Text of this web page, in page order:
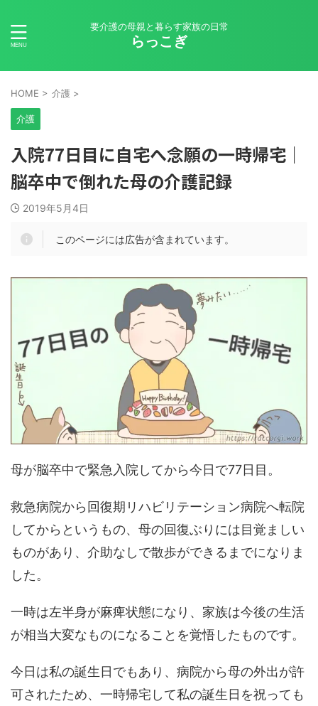
要介護の母親と暮らす家族の日常
らっこぎ
HOME > 介護 >
介護
入院77日目に自宅へ念願の一時帰宅｜
脳卒中で倒れた母の介護記録
2019年5月4日
このページには広告が含まれています。
母が脳卒中で緊急入院してから今日で77日目。
救急病院から回復期リハビリテーション病院へ転院
してからというもの、母の回復ぶりには目覚ましい
ものがあり、介助なしで散歩ができるまでになりま
した。
一時は左半身が麻痺状態になり、家族は今後の生活
が相当大変なものになることを覚悟したものです。
今日は私の誕生日でもあり、病院から母の外出が許
可されたため、一時帰宅して私の誕生日を祝っても